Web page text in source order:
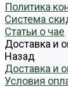
Политика
Система
Статьи о чае
Доставка и
Назад
Доставка и
Условия